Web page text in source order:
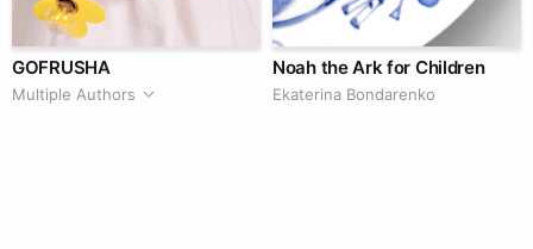
GOFRUSHA
Multiple Authors
Noah the Ark for Children
Ekaterina Bondarenko